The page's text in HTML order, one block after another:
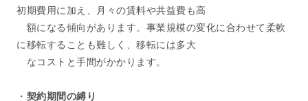
初期費用に加え、月々の賃料や共益費も高
額になる傾向があります。事業規模の変化に合わせて柔軟
に移転することも難しく、移転には多大
なコストと手間がかかります。
・ 契約期間の縛り